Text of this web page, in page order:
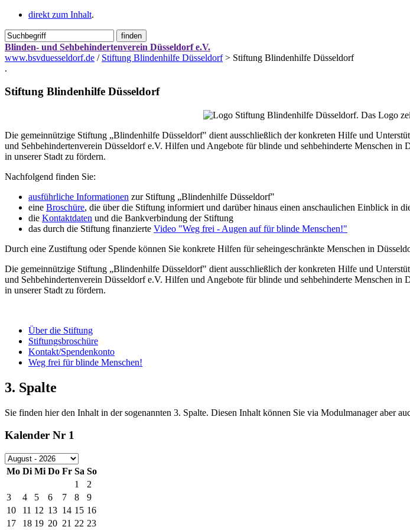
direkt zum Inhalt.
Blinden- und Sehbehindertenverein Düsseldorf e.V.
www.bsvduesseldorf.de / Stiftung Blindenhilfe Düsseldorf > Stiftung Blindenhilfe Düsseldorf
.
Stiftung Blindenhilfe Düsseldorf
Die gemeinnützige Stiftung „Blindenhilfe Düsseldorf" dient ausschließlich der konkreten Hilfe und
und Sehbehindertenverein Düsseldorf e.V. Hilfen und Angebote für blinde und sehbehinderte Menschen
in unserer Stadt zu fördern.
Nachfolgend finden Sie:
ausführliche Informationen zur Stiftung „Blindenhilfe Düsseldorf"
eine Broschüre, die über die Stiftung informiert und darüber hinaus einen anschaulichen Einblick in
die Kontaktdaten und die Bankverbindung der Stiftung
das durch die Stiftung finanzierte Video "Weg frei - Augen auf für blinde Menschen!"
Durch eine Zustiftung oder Spende können Sie konkrete Hilfen für seheingeschränkte Menschen in
Die gemeinnützige Stiftung „Blindenhilfe Düsseldorf" dient ausschließlich der konkreten Hilfe und
und Sehbehindertenverein Düsseldorf e.V. Hilfen und Angebote für blinde und sehbehinderte Menschen
in unserer Stadt zu fördern.
Über die Stiftung
Stiftungsbroschüre
Kontakt/Spendenkonto
Weg frei für blinde Menschen!
3. Spalte
Sie finden hier den Inhalt in der sogenannten 3. Spalte. Diesen Inhalt können Sie via Modulmanager aber
Kalender Nr 1
Mo Di Mi Do Fr Sa So
1
2
3
4 5 6 7 8
9
10
11 12 13 14 15 16
17
18 19 20 21 22 23